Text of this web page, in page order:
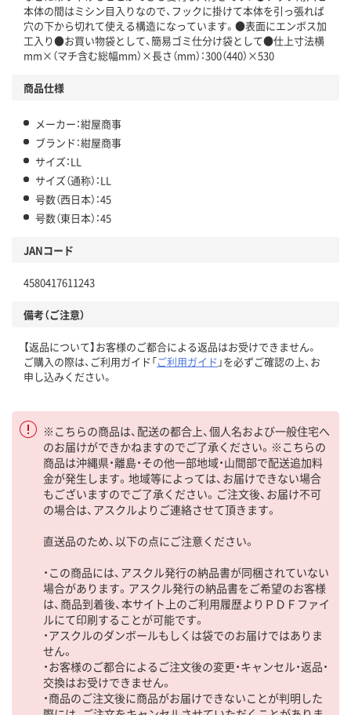
本体の間はミシン目入りなので、フックに掛けて本体を引っ張れば
穴の下から切れて使える構造になっています。●表面にエンボス加
工入り●お買い物袋として、簡易ゴミ仕分け袋として●仕上寸法横
mm×（マチ含む総幅mm）×長さ（mm）：300（440）×530
商品仕様
メーカー：紺屋商事
ブランド：紺屋商事
サイズ：LL
サイズ（通称）：LL
号数（西日本）：45
号数（東日本）：45
JANコード
4580417611243
備考（ご注意）
【返品について】お客様のご都合による返品はお受けできません。
ご購入の際は、ご利用ガイド「ご利用ガイド 」を必ずご確認の上、お
申し込みください。
※こちらの商品は、配送の都合上、個人名および一般住宅へ
のお届けができかねますのでご了承ください。※こちらの
商品は沖縄県・離島・その他一部地域・山間部で配送追加料
金が発生します。地域等によっては、お届けできない場合
もございますのでご了承ください。ご注文後、お届け不可
の場合は、アスクルよりご連絡させて頂きます。
直送品のため、以下の点にご注意ください。
・この商品には、アスクル発行の納品書が同梱されていない
場合があります。アスクル発行の納品書をご希望のお客様
は、商品到着後、本サイト上のご利用履歴よりＰＤＦファイ
ルにて印刷することが可能です。
・アスクルのダンボールもしくは袋でのお届けではありま
せん。
・お客様のご都合によるご注文後の変更・キャンセル・返品・
交換はお受けできません。
・商品のご注文後に商品がお届けできないことが判明した